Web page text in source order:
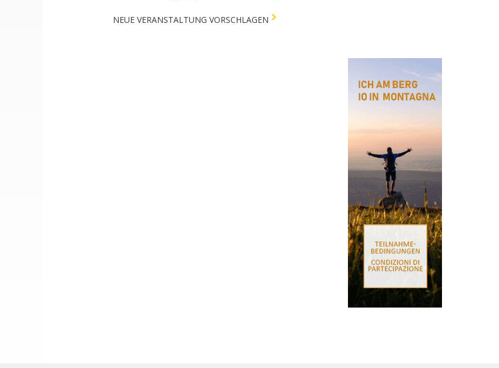
NEUE VERANSTALTUNG VORSCHLAGEN